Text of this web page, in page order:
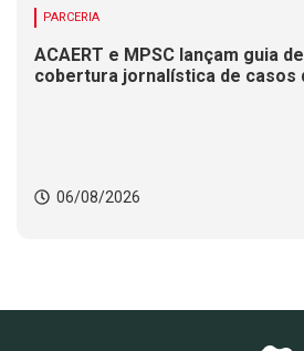
PARCERIA
ACAERT e MPSC lançam guia
cobertura jornalística de casos
06/08/2026